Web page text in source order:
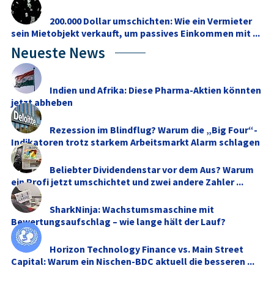
200.000 Dollar umschichten: Wie ein Vermieter
sein Mietobjekt verkauft, um passives Einkommen mit ...
Neueste News
Indien und Afrika: Diese Pharma-Aktien könnten
jetzt abheben
Rezession im Blindflug? Warum die „Big Four“-
Indikatoren trotz starkem Arbeitsmarkt Alarm schlagen
Beliebter Dividendenstar vor dem Aus? Warum
ein Profi jetzt umschichtet und zwei andere Zahler ...
SharkNinja: Wachstumsmaschine mit
Bewertungsaufschlag – wie lange hält der Lauf?
Horizon Technology Finance vs. Main Street
Capital: Warum ein Nischen-BDC aktuell die besseren ...